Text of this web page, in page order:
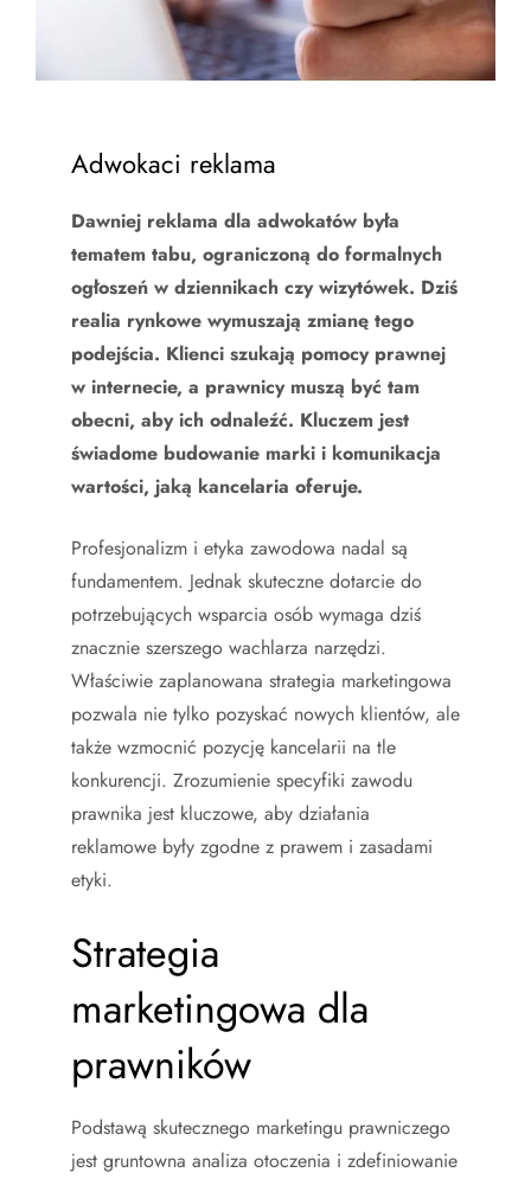
Adwokaci reklama
Dawniej reklama dla adwokatów była
tematem tabu, ograniczoną do formalnych
ogłoszeń w dziennikach czy wizytówek. Dziś
realia rynkowe wymuszają zmianę tego
podejścia. Klienci szukają pomocy prawnej
w internecie, a prawnicy muszą być tam
obecni, aby ich odnaleźć. Kluczem jest
świadome budowanie marki i komunikacja
wartości, jaką kancelaria oferuje.
Profesjonalizm i etyka zawodowa nadal są
fundamentem. Jednak skuteczne dotarcie do
potrzebujących wsparcia osób wymaga dziś
znacznie szerszego wachlarza narzędzi.
Właściwie zaplanowana strategia marketingowa
pozwala nie tylko pozyskać nowych klientów, ale
także wzmocnić pozycję kancelarii na tle
konkurencji. Zrozumienie specyfiki zawodu
prawnika jest kluczowe, aby działania
reklamowe były zgodne z prawem i zasadami
etyki.
Strategia
marketingowa dla
prawników
Podstawą skutecznego marketingu prawniczego
jest gruntowna analiza otoczenia i zdefiniowanie